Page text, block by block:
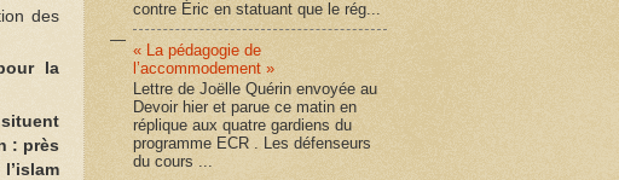
des
la
: près
contre Éric en statuant que le rég...
« La pédagogie de
l’accommodement »
Lettre de Joëlle Quérin envoyée au
Devoir hier et parue ce matin en
réplique aux quatre gardiens du
programme ECR . Les défenseurs
du cours ...